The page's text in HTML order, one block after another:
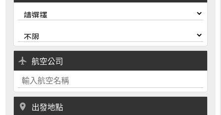
local_airport 航空公司
place 出發地點